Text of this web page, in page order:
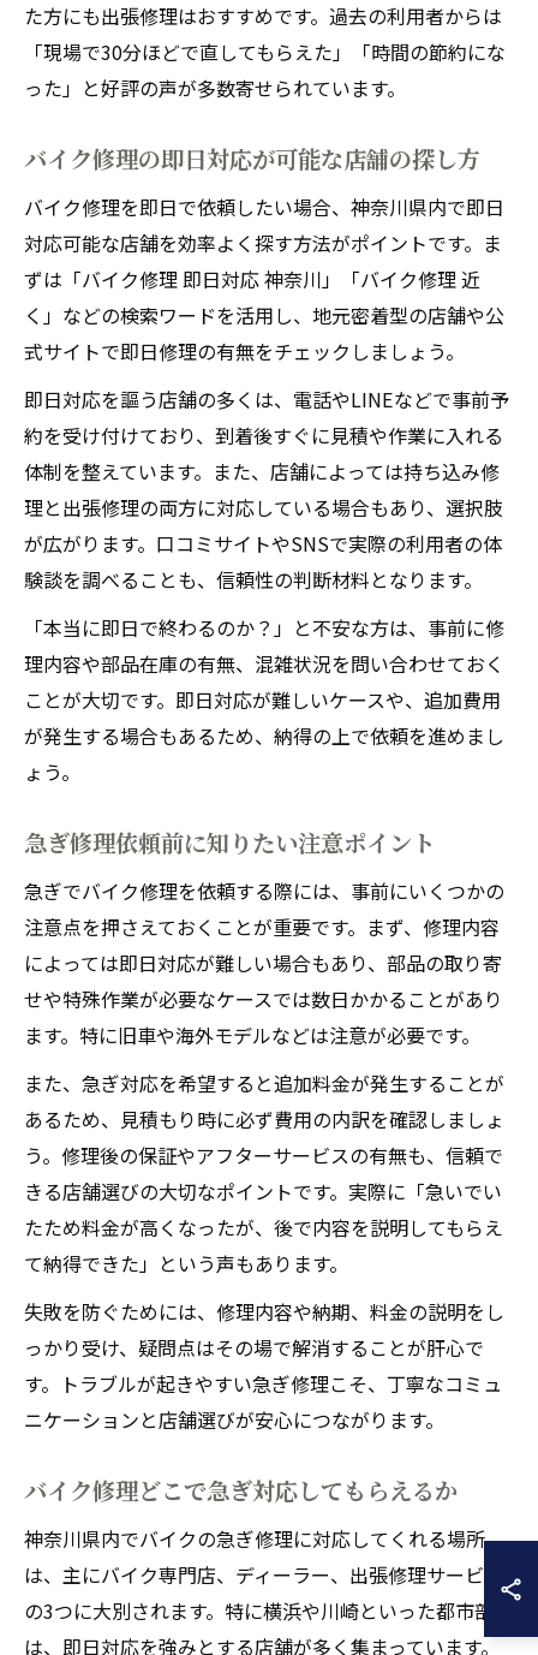
た方にも出張修理はおすすめです。過去の利用者からは
「現場で30分ほどで直してもらえた」「時間の節約にな
った」と好評の声が多数寄せられています。
バイク修理の即日対応が可能な店舗の探し方
バイク修理を即日で依頼したい場合、神奈川県内で即日
対応可能な店舗を効率よく探す方法がポイントです。ま
ずは「バイク修理 即日対応 神奈川」「バイク修理 近
く」などの検索ワードを活用し、地元密着型の店舗や公
式サイトで即日修理の有無をチェックしましょう。
即日対応を謳う店舗の多くは、電話やLINEなどで事前予
約を受け付けており、到着後すぐに見積や作業に入れる
体制を整えています。また、店舗によっては持ち込み修
理と出張修理の両方に対応している場合もあり、選択肢
が広がります。口コミサイトやSNSで実際の利用者の体
験談を調べることも、信頼性の判断材料となります。
「本当に即日で終わるのか？」と不安な方は、事前に修
理内容や部品在庫の有無、混雑状況を問い合わせておく
ことが大切です。即日対応が難しいケースや、追加費用
が発生する場合もあるため、納得の上で依頼を進めまし
ょう。
急ぎ修理依頼前に知りたい注意ポイント
急ぎでバイク修理を依頼する際には、事前にいくつかの
注意点を押さえておくことが重要です。まず、修理内容
によっては即日対応が難しい場合もあり、部品の取り寄
せや特殊作業が必要なケースでは数日かかることがあり
ます。特に旧車や海外モデルなどは注意が必要です。
また、急ぎ対応を希望すると追加料金が発生することが
あるため、見積もり時に必ず費用の内訳を確認しましょ
う。修理後の保証やアフターサービスの有無も、信頼で
きる店舗選びの大切なポイントです。実際に「急いでい
たため料金が高くなったが、後で内容を説明してもらえ
て納得できた」という声もあります。
失敗を防ぐためには、修理内容や納期、料金の説明をし
っかり受け、疑問点はその場で解消することが肝心で
す。トラブルが起きやすい急ぎ修理こそ、丁寧なコミュ
ニケーションと店舗選びが安心につながります。
バイク修理どこで急ぎ対応してもらえるか
神奈川県内でバイクの急ぎ修理に対応してくれる場所
は、主にバイク専門店、ディーラー、出張修理サービス
の3つに大別されます。特に横浜や川崎といった都市部に
は、即日対応を強みとする店舗が多く集まっています。